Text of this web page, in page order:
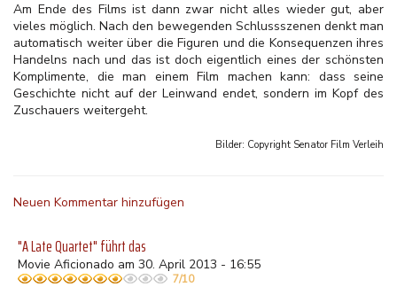
Am Ende des Films ist dann zwar nicht alles wieder gut, aber
vieles möglich. Nach den bewegenden Schlussszenen denkt man
automatisch weiter über die Figuren und die Konsequenzen ihres
Handelns nach und das ist doch eigentlich eines der schönsten
Komplimente, die man einem Film machen kann: dass seine
Geschichte nicht auf der Leinwand endet, sondern im Kopf des
Zuschauers weitergeht.
Bilder: Copyright Senator Film Verleih
Neuen Kommentar hinzufügen
"A Late Quartet" führt das
Movie Aficionado am 30. April 2013 - 16:55
7/10